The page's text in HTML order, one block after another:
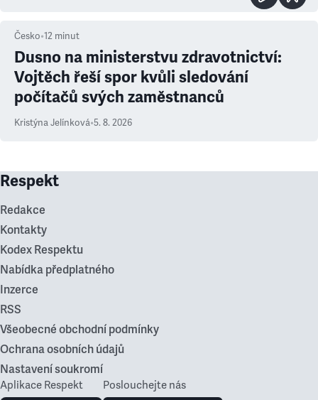
Česko•12 minut
Dusno na ministerstvu zdravotnictví:
Vojtěch řeší spor kvůli sledování
počítačů svých zaměstnanců
Kristýna Jelínková•5. 8. 2026
Respekt
Redakce
Kontakty
Kodex Respektu
Nabídka předplatného
Inzerce
RSS
Všeobecné obchodní podmínky
Ochrana osobních údajů
Nastavení soukromí
Aplikace Respekt Poslouchejte nás